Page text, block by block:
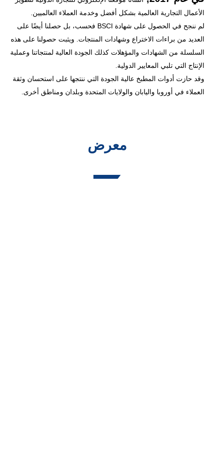
الأعمال التجارية العالمية بشكل أفضل وخدمة العملاء العالميين.
لم ننجح في الحصول على شهادة BSCI فحسب، بل حصلنا أيضًا على
العديد من براءات الاختراع وشهادات المنتجات. ويثبت حصولنا على هذه
السلسلة من الشهادات والمؤهلات كذلك الجودة العالية لمنتجاتنا وعملية
الإنتاج التي تلبي المعايير الدولية.
وقد حازت أدوات المطبخ عالية الجودة التي ننتجها على استحسان وثقة
العملاء في أوروبا واليابان والولايات المتحدة وبلدان ومناطق أخرى.
معرض